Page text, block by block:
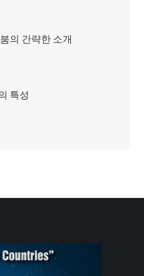
의 간략한 소개
특성